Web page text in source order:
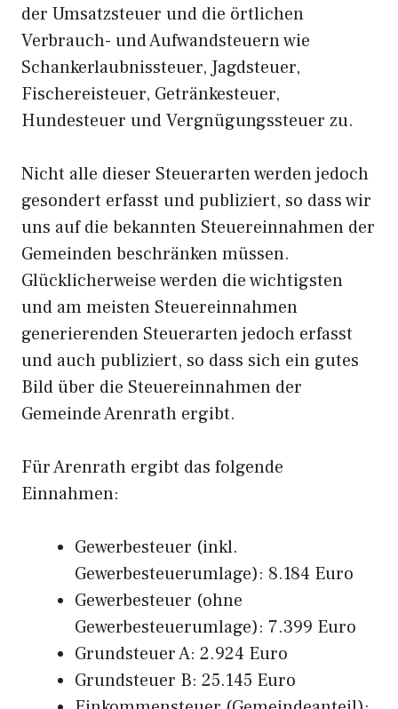
der Umsatzsteuer und die örtlichen
Verbrauch- und Aufwandsteuern wie
Schankerlaubnissteuer, Jagdsteuer,
Fischereisteuer, Getränkesteuer,
Hundesteuer und Vergnügungssteuer zu.
Nicht alle dieser Steuerarten werden jedoch
gesondert erfasst und publiziert, so dass wir
uns auf die bekannten Steuereinnahmen der
Gemeinden beschränken müssen.
Glücklicherweise werden die wichtigsten
und am meisten Steuereinnahmen
generierenden Steuerarten jedoch erfasst
und auch publiziert, so dass sich ein gutes
Bild über die Steuereinnahmen der
Gemeinde Arenrath ergibt.
Für Arenrath ergibt das folgende
Einnahmen:
Gewerbesteuer (inkl.
Gewerbesteuerumlage): 8.184 Euro
Gewerbesteuer (ohne
Gewerbesteuerumlage): 7.399 Euro
Grundsteuer A: 2.924 Euro
Grundsteuer B: 25.145 Euro